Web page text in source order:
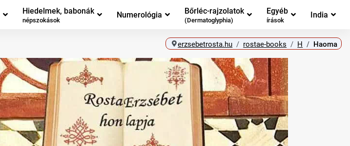
Hiedelmek, babonák
népszokások
Numerológia Bőrléc-rajzolatok
(Dermatoglyphia)
Egyéb
írások
India
erzsebetrosta.hu rostae-books H Haoma